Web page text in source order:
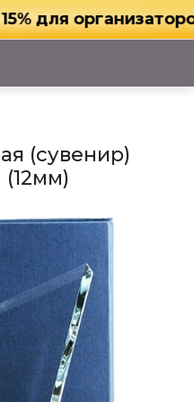
для
(сувенир)
(12мм)